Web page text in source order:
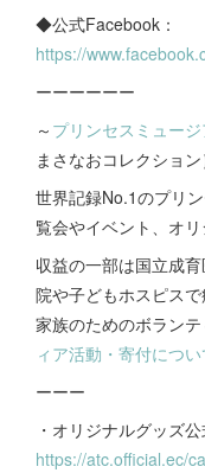
◆公式Facebook：
https://
ーーーーーー
～ プリンセスミュー
まさなおコレクション
世界記録No.1のプリ
覧会やイベント、オ
収益の一部は国立成
院や子どもホスピス
家族のためのボラン
ィア活動・寄付につい
ーーー
・オリジナルグッズ
https://atc.official.ec/